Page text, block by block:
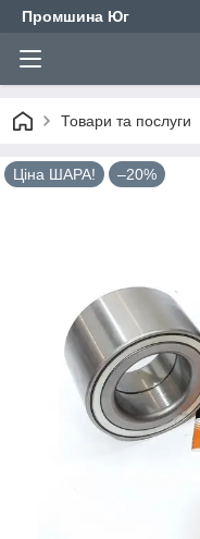
Промшина Юг
Товари та послуги
Ціна ШАРА! –20%